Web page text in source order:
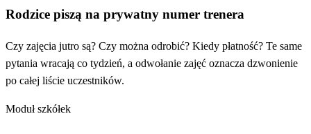
Rodzice piszą na prywatny numer trenera
Czy zajęcia jutro są? Czy można odrobić? Kiedy płatność? Te same
pytania wracają co tydzień, a odwołanie zajęć oznacza dzwonienie
po całej liście uczestników.
Moduł szkółek